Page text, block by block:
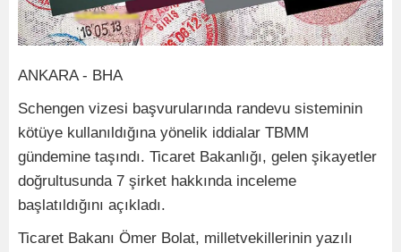
ANKARA - BHA
Schengen vizesi başvurularında randevu sisteminin
kötüye kullanıldığına yönelik iddialar TBMM
gündemine taşındı. Ticaret Bakanlığı, gelen şikayetler
doğrultusunda 7 şirket hakkında inceleme
başlatıldığını açıkladı.
Ticaret Bakanı Ömer Bolat, milletvekillerinin yazılı